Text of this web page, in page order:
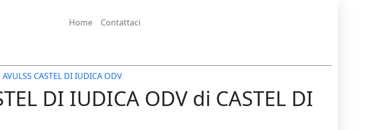
Home Contattaci
AVULSS CASTEL DI IUDICA ODV
DI IUDICA ODV di CASTEL DI